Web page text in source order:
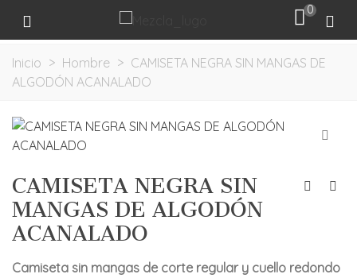
0
Inicio > Hombre > CAMISETA NEGRA SIN MANGAS DE
ALGODÓN ACANALADO
CAMISETA NEGRA SIN
MANGAS DE ALGODÓN
ACANALADO
Camiseta sin mangas de corte regular y cuello redondo